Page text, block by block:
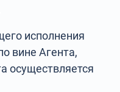
исполнения
вине Агента,
осуществляется